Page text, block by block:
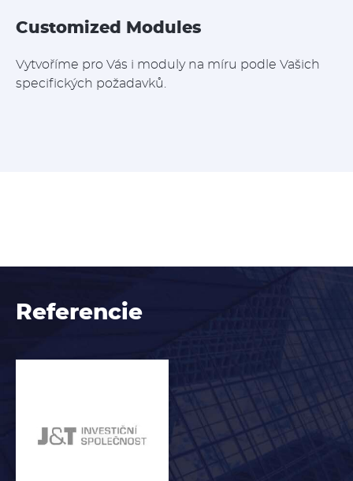
Customized Modules
Vytvoříme pro Vás i moduly na míru podle Vašich
specifických požadavků.
Referencie